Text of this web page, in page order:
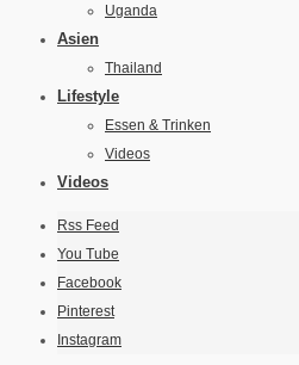
Uganda
Asien
Thailand
Lifestyle
Essen & Trinken
Videos
Videos
Rss Feed
You Tube
Facebook
Pinterest
Instagram